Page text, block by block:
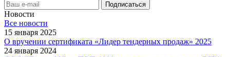
Новости
Все новости
15 января 2025
О вручении сертификата «Лидер тендерных продаж» 2025
24 января 2024